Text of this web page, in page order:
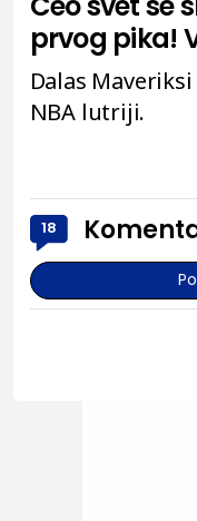
prvog pika!
Dalas
NBA lutriji.
18